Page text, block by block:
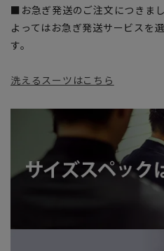
■お急ぎ発送のご注文につきま
よってはお急ぎ発送サービスを
す。
洗えるスーツはこちら